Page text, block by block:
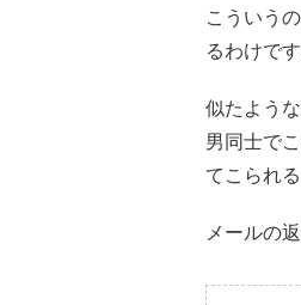
こういう
るわけです
似たよう
男同士で
てこられ
メールの